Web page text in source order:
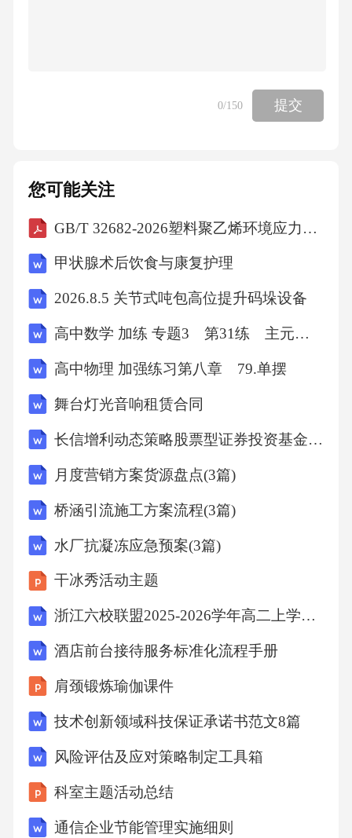
预处理降低初始酸价将部分皂脚回掺至中和工
序，利用未反应碱进一步降低游离脂肪酸，同
化混合均匀度控制需根据棉籽油混合油的色
泽、游离脂肪酸含量及杂质特性，选用活性白
土、活性炭或复合吸附剂，确保高效脱色且不
剂与油脂充分接触，混合时间控制在合理范围
内，避免局部过热或吸附剂沉降。通过小试确
定最佳吸附剂添加量（通常为油重的1%-
5%），过量可能导致油脂损耗，不足则影响脱
程需分阶段升温，初始温度控制在较低范围以
保护热敏性成分，后期逐步升至目标温度（通
常为90-110℃）以激活吸附剂活性。时间参数设
定脱色时间需结合吸附剂类型和油脂特性调
整，一般为20-40分钟，时间过长可能导致油脂
氧化，过短则脱色不彻底。真空条件配合在负
压环境下进行脱色操作，可降低油脂氧化风
险，同时促进吸附剂对色素及极性物质的捕集
过滤机或叶片过滤机进行粗滤和精滤，滤布精
度逐级提高（如10μm→5μm），确保吸附剂残
留量低于行业标准。废吸附剂处理集成压力传
感器与流量计，实时监控过滤阻力与滤液澄清
度，实现过滤周期智能化调节。对饱和吸附剂
进行高温再生或无害化处理，回收残留油脂，
0/150 提交
您可能关注
GB/T 32682-2026塑料聚乙烯环境应力开裂(ESC)的测定全缺口蠕变试验(FNCT)
甲状腺术后饮食与康复护理
2026.8.5 关节式吨包高位提升码垛设备
高中数学 加练 专题3 第31练 主元变换
高中物理 加强练习第八章 79.单摆
舞台灯光音响租赁合同
长信增利动态策略股票型证券投资基金基金合同
月度营销方案货源盘点(3篇)
桥涵引流施工方案流程(3篇)
水厂抗凝冻应急预案(3篇)
干冰秀活动主题
浙江六校联盟2025-2026学年高二上学期10月月考英语试题
酒店前台接待服务标准化流程手册
肩颈锻炼瑜伽课件
技术创新领域科技保证承诺书范文8篇
风险评估及应对策略制定工具箱
科室主题活动总结
通信企业节能管理实施细则